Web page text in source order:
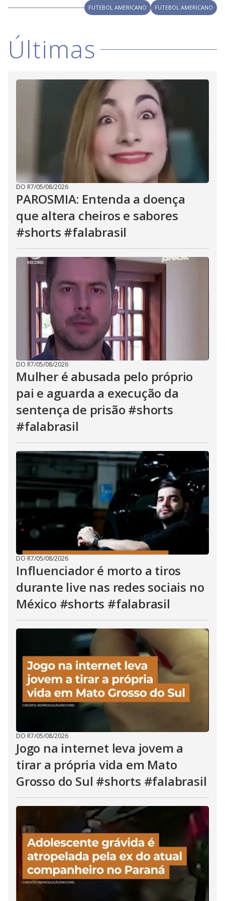
i
d
e
o
FUTEBOL AMERICANO FUTEBOL AMERICANO
Últimas
DO R7/05/08/2026
PAROSMIA: Entenda a doença
que altera cheiros e sabores
#shorts #falabrasil
DO R7/05/08/2026
Mulher é abusada pelo próprio
pai e aguarda a execução da
sentença de prisão #shorts
#falabrasil
DO R7/05/08/2026
Influenciador é morto a tiros
durante live nas redes sociais no
México #shorts #falabrasil
DO R7/05/08/2026
Jogo na internet leva jovem a
tirar a própria vida em Mato
Grosso do Sul #shorts #falabrasil